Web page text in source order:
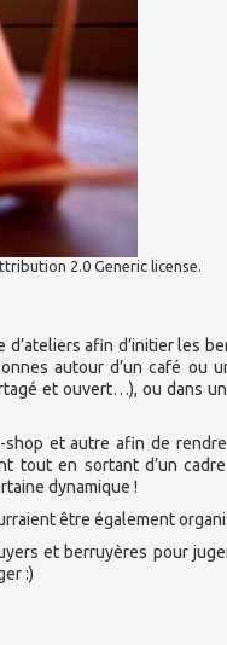
2.0 Generic license.
afin d’initier les
autour d’un café ou
et ouvert…), ou dans
et autre afin de
tout en sortant d’un
dynamique !
être également
et berruyères pour
:)